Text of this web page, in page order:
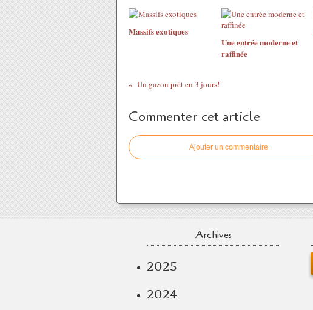
Massifs exotiques
Une entrée moderne et
raffinée
Un gazon prêt en 3 jours!
Commenter cet article
Ajouter un commentaire
Archives
2025
2024